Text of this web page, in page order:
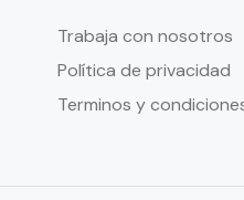
Trabaja con nosotros
Política de privacidad
Terminos y